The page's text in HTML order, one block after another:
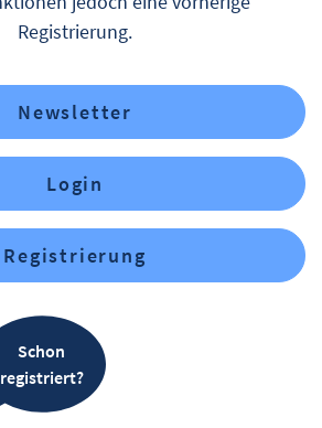
Registrierung.
Newsletter
Login
Registrierung
Schon
registriert?